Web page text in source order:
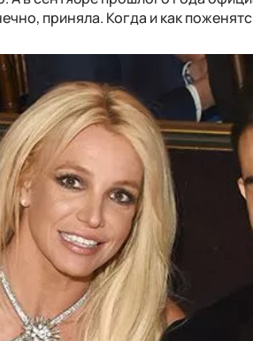
приняла. Когда и как